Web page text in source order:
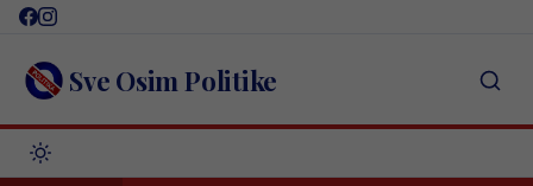
Skip
content Sve Osim Politike